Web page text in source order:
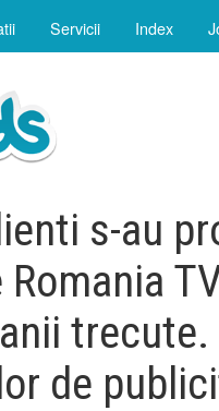
Servicii Index
s-au
de